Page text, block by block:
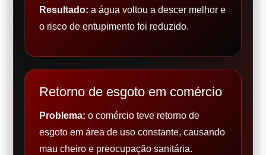
Resultado: a água voltou a descer melhor e
o risco de entupimento foi reduzido.
Retorno de esgoto em comércio
Problema: o comércio teve retorno de
esgoto em área de uso constante, causando
mau cheiro e preocupação sanitária.